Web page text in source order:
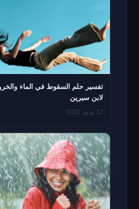
تفسير حلم السقوط في الماء
لابن سيرين
12 يونيو، 2025